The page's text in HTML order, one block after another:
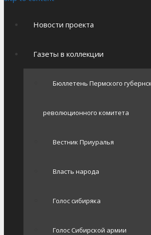
Новости проекта
Газеты в коллекции
Бюллетень Пермского
революционного комитета
Вестник Приуралья
Власть народа
Голос сибиряка
Голос Сибирской армии